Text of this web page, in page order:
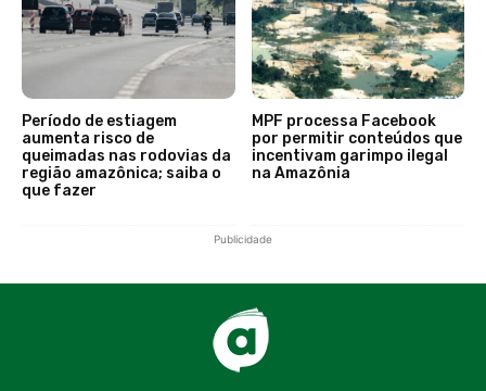
Período de estiagem
aumenta risco de
queimadas nas rodovias da
região amazônica; saiba o
que fazer
MPF processa Facebook
por permitir conteúdos que
incentivam garimpo ilegal
na Amazônia
Publicidade